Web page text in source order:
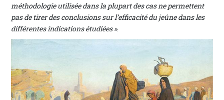
méthodologie utilisée dans la plupart des cas ne permettent
pas de tirer des conclusions sur l’efficacité du jeûne dans les
différentes indications étudiées ».